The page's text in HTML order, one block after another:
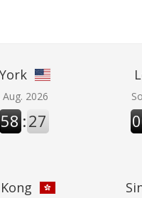
Aug. 2026
58 :27